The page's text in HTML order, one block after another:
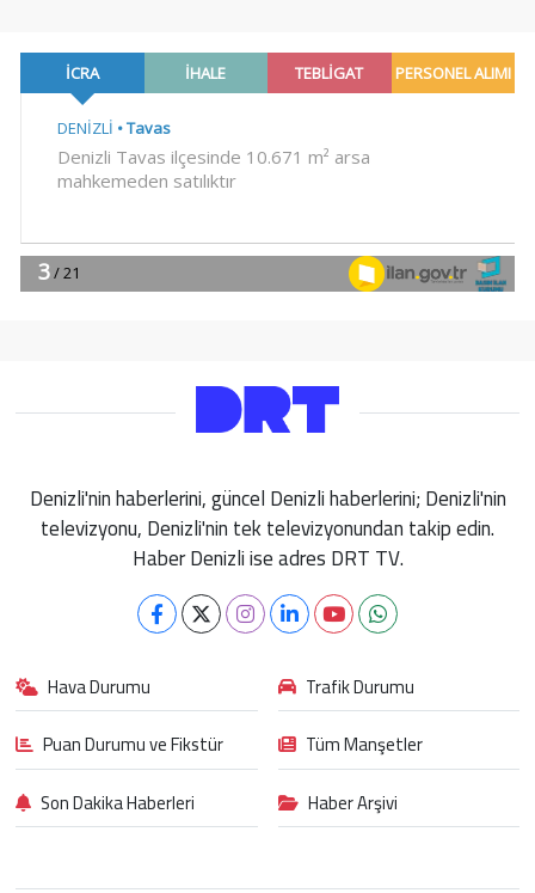
Denizli'nin haberlerini, güncel Denizli haberlerini; Denizli'nin
televizyonu, Denizli'nin tek televizyonundan takip edin.
Haber Denizli ise adres DRT TV.
Hava Durumu
Trafik Durumu
Puan Durumu ve Fikstür
Tüm Manşetler
Son Dakika Haberleri
Haber Arşivi